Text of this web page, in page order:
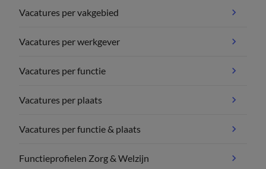
Vacatures per vakgebied
Vacatures per werkgever
Vacatures per functie
Vacatures per plaats
Vacatures per functie & plaats
Functieprofielen Zorg & Welzijn